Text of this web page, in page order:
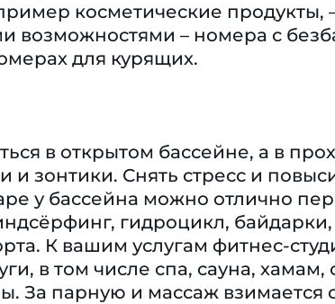
косметические продукты,
возможностями – номера с
для курящих.
в открытом бассейне, а в
и зонтики. Снять стресс и
у бассейна можно отлично
гидроцикл,
К вашим услугам фитнес-
в том числе спа, сауна,
парную и массаж взимается